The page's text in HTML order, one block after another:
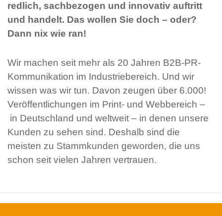
redlich, sachbezogen und innovativ auftritt
und handelt. Das wollen Sie doch – oder?
Dann nix wie ran!
Wir machen seit mehr als 20 Jahren B2B-PR-
Kommunikation im Industriebereich. Und wir
wissen was wir tun. Davon zeugen über 6.000!
Veröffentlichungen im Print- und Webbereich –
in Deutschland und weltweit – in denen unsere
Kunden zu sehen sind. Deshalb sind die
meisten zu Stammkunden geworden, die uns
schon seit vielen Jahren vertrauen.